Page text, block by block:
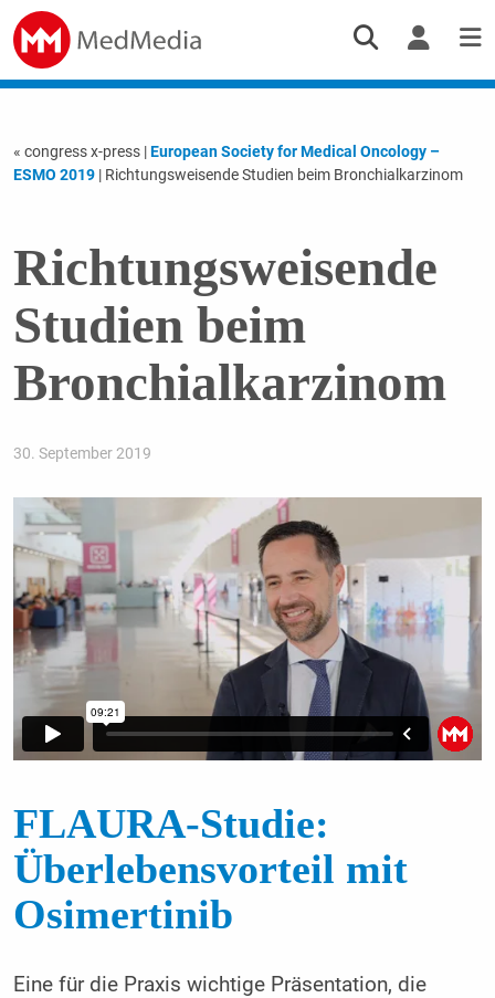
« congress x-press |European Society for Medical Oncology –
ESMO 2019| Richtungsweisende Studien beim Bronchialkarzinom
Richtungsweisende
Studien beim
Bronchialkarzinom
30. September 2019
FLAURA-Studie:
Überlebensvorteil mit
Osimertinib
Eine für die Praxis wichtige Präsentation, die